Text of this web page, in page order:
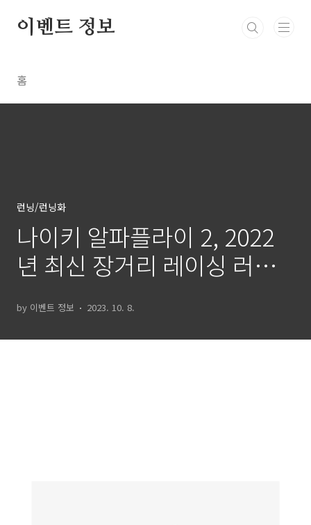
이벤트 정보
홈
런닝/런닝화
나이키 알파플라이 2, 2022
년 최신 장거리 레이싱 러닝
by 이벤트 정보 2023. 10. 8.